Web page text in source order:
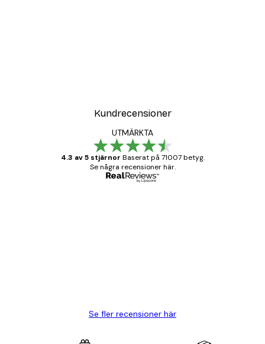
Kundrecensioner
UTMÄRKTA
4.3 av 5 stjärnor Baserat på 71007 betyg.
Se några recensioner här.
Se fler recensioner här